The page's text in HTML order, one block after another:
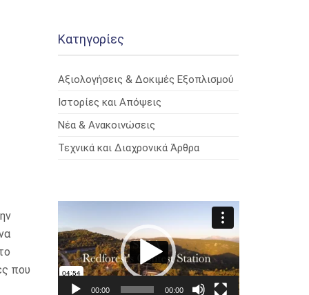
που
Kατηγορίες
Αξιολογήσεις & Δοκιμές Εξοπλισμού
Ιστορίες και Απόψεις
Νέα & Ανακοινώσεις
Τεχνικά και Διαχρονικά Άρθρα
Βίντεο
00:00 00:00